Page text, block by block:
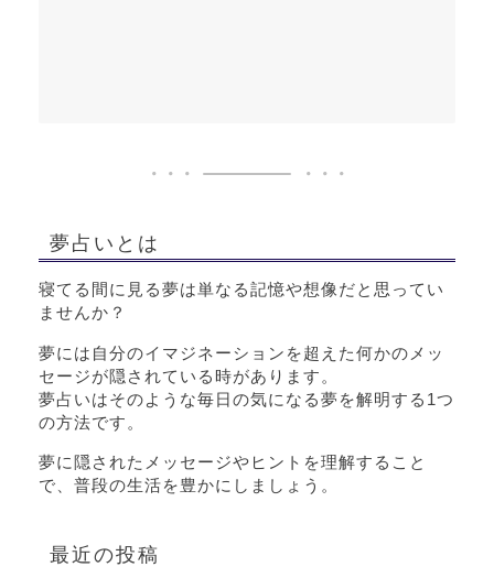
夢占いとは
寝てる間に見る夢は単なる記憶や想像だと思ってい
ませんか？
夢には自分のイマジネーションを超えた何かのメッ
セージが隠されている時があります。
夢占いはそのような毎日の気になる夢を解明する1つ
の方法です。
夢に隠されたメッセージやヒントを理解すること
で、普段の生活を豊かにしましょう。
最近の投稿